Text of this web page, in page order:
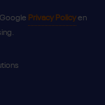
Privacy Policyen